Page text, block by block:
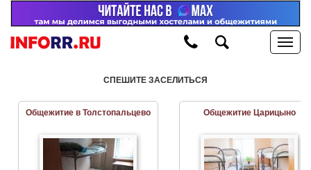
СПЕШИТЕ ЗАСЕЛИТЬСЯ
Общежитие в Толстопальцево Общежитие Царицыно